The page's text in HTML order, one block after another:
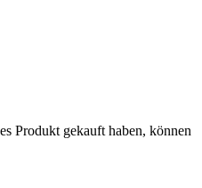
Produkt gekauft haben, können